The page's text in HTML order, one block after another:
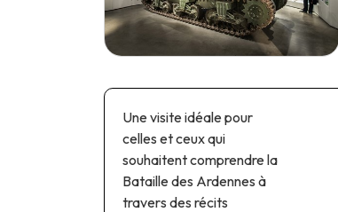
Une visite idéale pour
celles et ceux qui
souhaitent comprendre la
Bataille des Ardennes à
travers des récits